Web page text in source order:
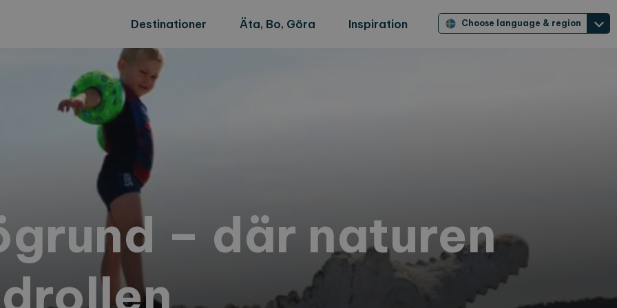
Destinationer Äta, Bo, Göra Inspiration Choose language & region
– där naturen